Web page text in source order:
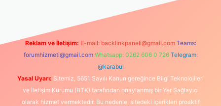
Reklam ve İletişim: E-mail: backlinkpaneli@gmail.com Teams:
forumhizmeti@gmail.com Whatsapp: 0262 606 0 726 Telegram:
@karabul
Yasal Uyarı: Sitemiz, 5651 Sayılı Kanun gereğince Bilgi Teknolojileri
ve İletişim Kurumu (BTK) tarafından onaylanmış bir Yer Sağlayıcı
olarak hizmet vermektedir. Bu nedenle, sitedeki içerikleri proaktif